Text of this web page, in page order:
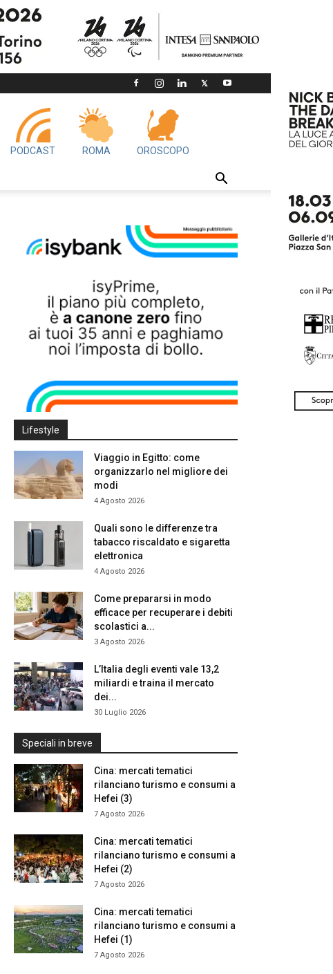
PODCAST ROMA OROSCOPO
Lifestyle
Viaggio in Egitto: come
organizzarlo nel migliore dei
modi
4 Agosto 2026
Quali sono le differenze tra
tabacco riscaldato e sigaretta
elettronica
4 Agosto 2026
Come prepararsi in modo
efficace per recuperare i debiti
scolastici a...
3 Agosto 2026
L’Italia degli eventi vale 13,2
miliardi e traina il mercato
dei...
30 Luglio 2026
Speciali in breve
Cina: mercati tematici
rilanciano turismo e consumi a
Hefei (3)
7 Agosto 2026
Cina: mercati tematici
rilanciano turismo e consumi a
Hefei (2)
7 Agosto 2026
Cina: mercati tematici
rilanciano turismo e consumi a
Hefei (1)
7 Agosto 2026